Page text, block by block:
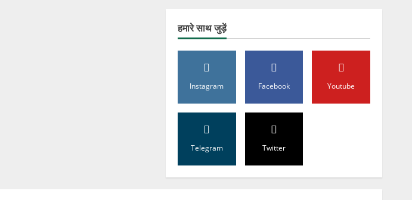
हमारे साथ जुड़ें
Instagram Facebook Youtube
Telegram Twitter